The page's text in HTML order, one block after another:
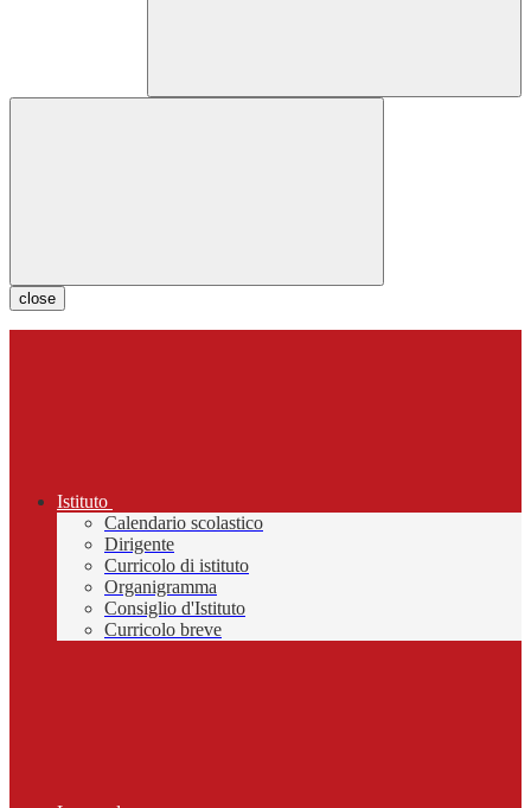
close
Istituto
Calendario scolastico
Dirigente
Curricolo di istituto
Organigramma
Consiglio d'Istituto
Curricolo breve